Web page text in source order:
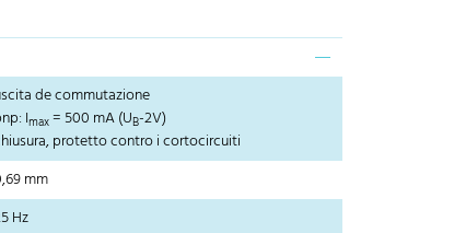
de commutazione
Imax= 500 mA (UB-2V)
protetto contro i cortocircuiti
mm
Hz